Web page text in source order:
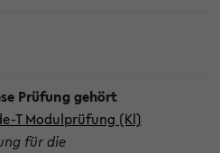
T Modulprüfung (Kl)
für die